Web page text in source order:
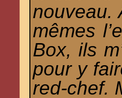
nouveau.
mêmes
Box, ils
pour y
red-chef.